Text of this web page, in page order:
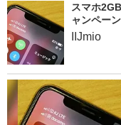
スマホ
ャンペー
IIJmio